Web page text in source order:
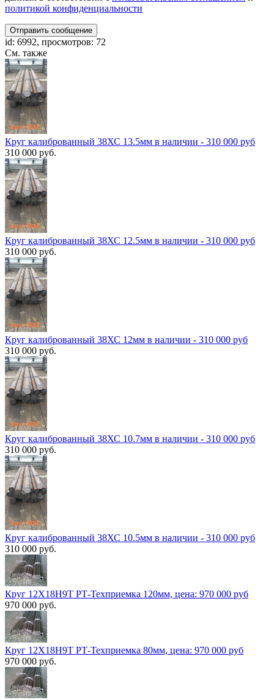
политикой конфиденциальности
Отправить сообщение
id: 6992, просмотров: 72
См. также
Круг калиброванный 38ХС 13.5мм в наличии - 310 000 руб
310 000 руб.
Круг калиброванный 38ХС 12.5мм в наличии - 310 000 руб
310 000 руб.
Круг калиброванный 38ХС 12мм в наличии - 310 000 руб
310 000 руб.
Круг калиброванный 38ХС 10.7мм в наличии - 310 000 руб
310 000 руб.
Круг калиброванный 38ХС 10.5мм в наличии - 310 000 руб
310 000 руб.
Круг 12Х18Н9Т РТ-Техприемка 120мм, цена: 970 000 руб
970 000 руб.
Круг 12Х18Н9Т РТ-Техприемка 80мм, цена: 970 000 руб
970 000 руб.